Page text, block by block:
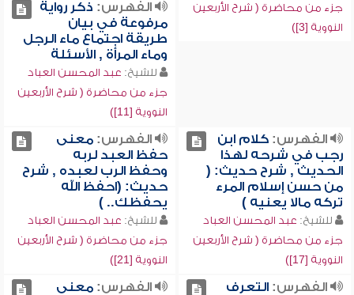
جزء من محاضرة ( شرح الأربعين
النووية [3])
الفهرس: ذكر رواية
مرفوعة في بيان
طريقة اجتماع ماء الرجل
وماء المرأة , الأسئلة
للشيخ: عبد المحسن العباد
جزء من محاضرة ( شرح الأربعين
النووية [11])
الفهرس:كلام ابن
رجب في شرحه لهذا
الحديث , شرح حديث: (
من حسن إسلام المرء
تركه مالا يعنيه )
للشيخ: عبد المحسن العباد
جزء من محاضرة ( شرح الأربعين
النووية [17])
الفهرس:معنى
حفظ العبد لربه
وحفظ الرب لعبده , شرح
حديث: (احفظ الله
يحفظك.. )
للشيخ: عبد المحسن العباد
جزء من محاضرة ( شرح الأربعين
النووية [21])
الفهرس:التعرف
الفهرس:معنى